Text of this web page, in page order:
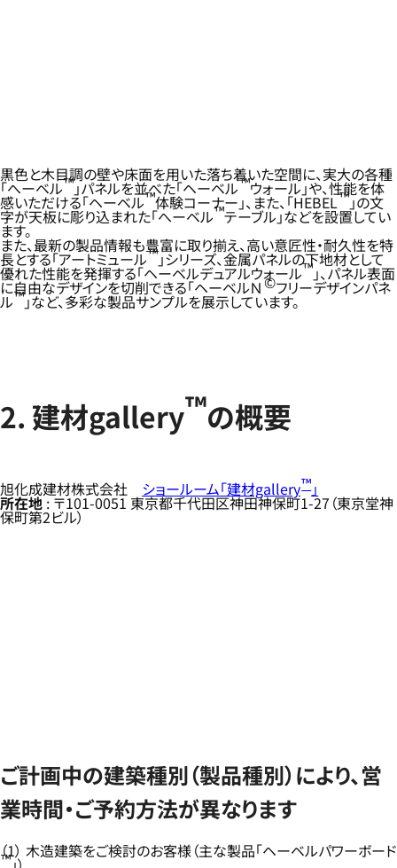
黒色と木目調の壁や床面を用いた落ち着いた空間に、実大の各種
「へーベル™」パネルを並べた「ヘーベル™ウォール」や、性能を体
感いただける「ヘーベル™体験コーナー」、また、「HEBEL™」の文
字が天板に彫り込まれた「へーベル™テーブル」などを設置してい
ます。
また、最新の製品情報も豊富に取り揃え、高い意匠性・耐久性を特
長とする「アートミュール™」シリーズ、金属パネルの下地材として
優れた性能を発揮する「ヘーベルデュアルウォール™」、パネル表面
に自由なデザインを切削できる「ヘーベルＮ©フリーデザインパネ
ル™」など、多彩な製品サンプルを展示しています。
2. 建材gallery™の概要
旭化成建材株式会社 ショールーム「建材gallery™」
所在地: 〒101-0051 東京都千代田区神田神保町1-27（東京堂神
保町第2ビル）
ご計画中の建築種別（製品種別）により、営
業時間・ご予約方法が異なります
（1） 木造建築をご検討のお客様（主な製品「ヘーベルパワーボード
™